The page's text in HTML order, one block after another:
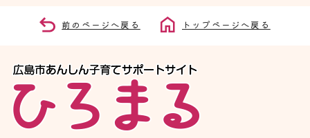
前のページへ戻る トップページへ戻る